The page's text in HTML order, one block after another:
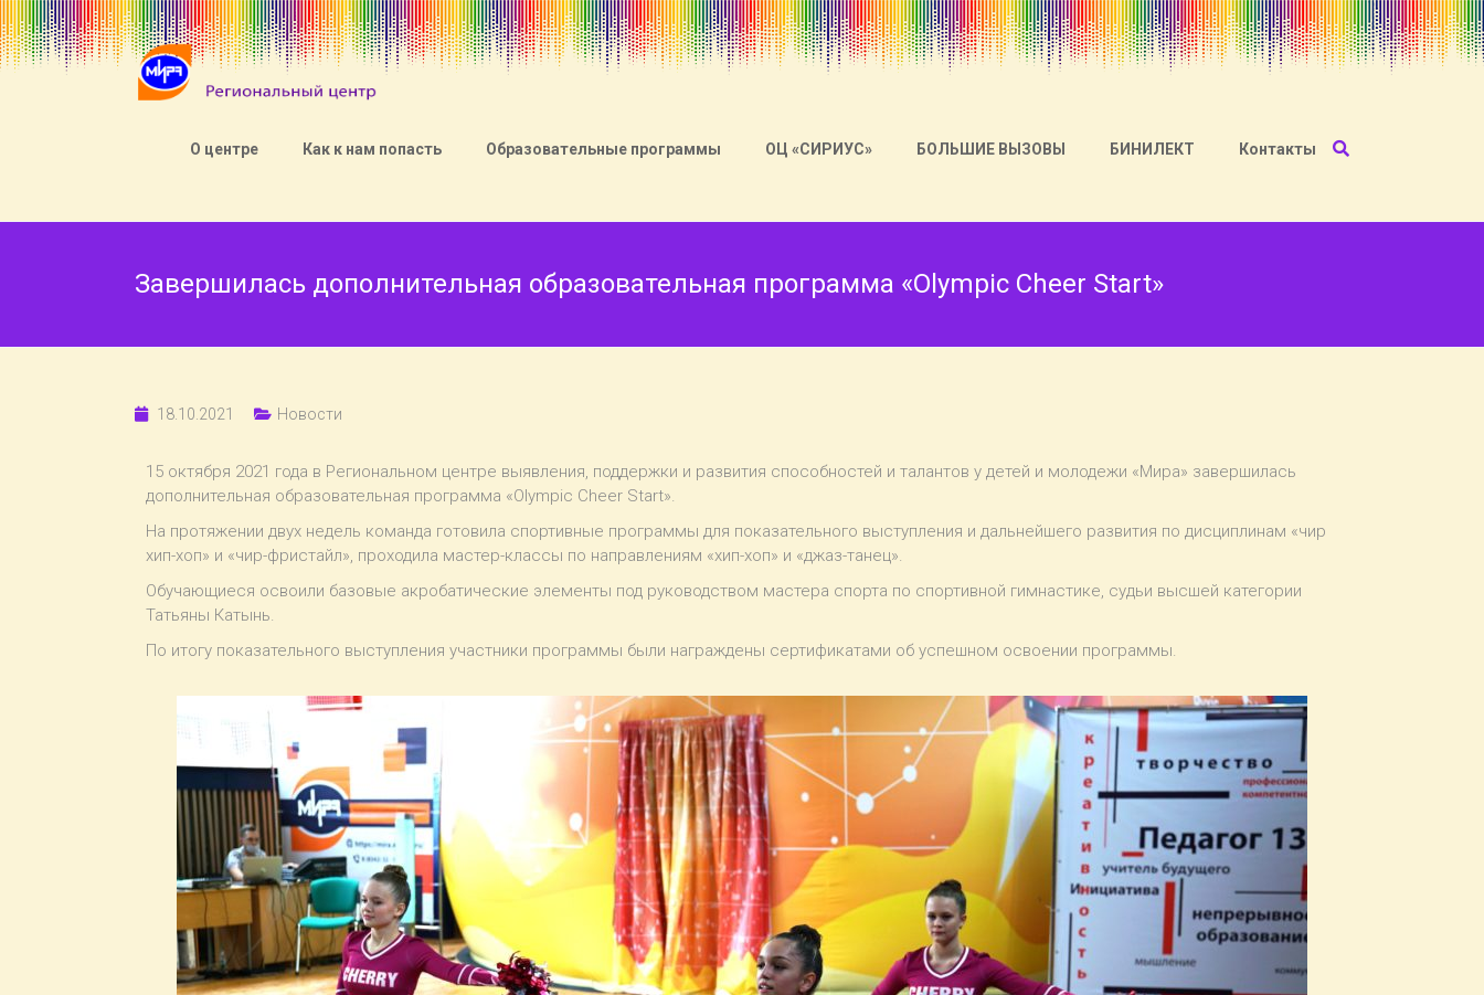
О центре Как к нам попасть Образовательные программы ОЦ «СИРИУС» БОЛЬШИЕ ВЫЗОВЫ БИНИЛЕКТ Контакты
Завершилась дополнительная образовательная программа «Olympic Cheer Start»
18.10.2021 Новости
15 октября 2021 года в Региональном центре выявления, поддержки и развития способностей и талантов у детей и молодежи «Мира» завершилась
дополнительная образовательная программа «Olympic Cheer Start».
На протяжении двух недель команда готовила спортивные программы для показательного выступления и дальнейшего развития по дисциплинам «чир
хип-хоп» и «чир-фристайл», проходила мастер-классы по направлениям «хип-хоп» и «джаз-танец».
Обучающиеся освоили базовые акробатические элементы под руководством мастера спорта по спортивной гимнастике, судьи высшей категории
Татьяны Катынь.
По итогу показательного выступления участники программы были награждены сертификатами об успешном освоении программы.